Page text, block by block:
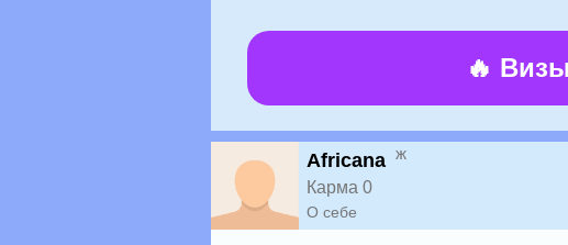
🔥
Africana ж
Карма 0
О себе